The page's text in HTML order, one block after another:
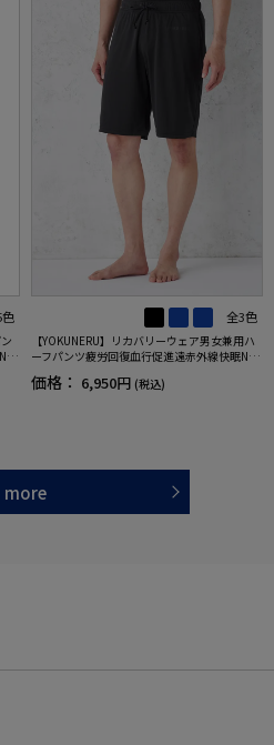
全3色
【YOKUNERU】リカバリーウェア男女兼用ハ
ーフパンツ疲労回復血行促進遠赤外線快眠NA
NOMIX(R)【一般医療機器】SS～LLサイズ
価格： 6,950円 (税込)
more